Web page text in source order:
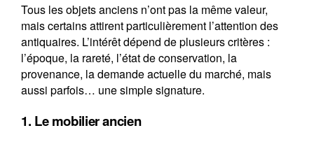
Tous les objets anciens n’ont pas la même valeur,
mais certains attirent particulièrement l’attention des
antiquaires. L’intérêt dépend de plusieurs critères :
l’époque, la rareté, l’état de conservation, la
provenance, la demande actuelle du marché, mais
aussi parfois… une simple signature.
1. Le mobilier ancien